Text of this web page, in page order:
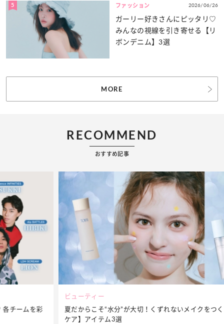
5 ファッション 2026/06/26
ガーリー好きさんにピッタリ♡
みんなの視線を引き寄せる【リ
ボンデニム】3選
MORE
RECOMMEND
おすすめ記事
夏だからこそ“水分”が大切！くずれないメイクをつくる【保湿
ケア】アイテム3選